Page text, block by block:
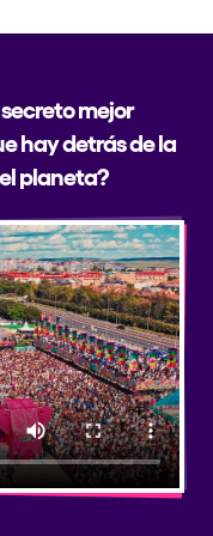
mejor
hay detrás de la
planeta?